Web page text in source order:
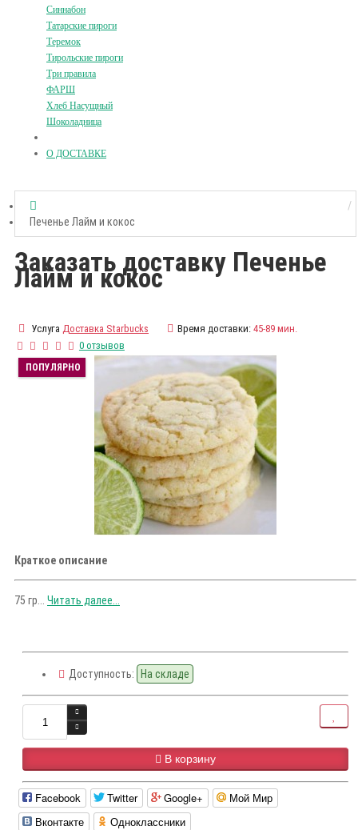
Синнабон
Татарские пироги
Теремок
Тирольские пироги
Три правила
ФАРШ
Хлеб Насущный
Шоколадница
О ДОСТАВКЕ
Печенье Лайм и кокос
Заказать доставку Печенье
Лайм и кокос
Услуга Доставка Starbucks Время доставки: 45-89 мин.
0 отзывов
ПОПУЛЯРНО
Краткое описание
75 гр... Читать далее...
Доступность: На складе
В корзину
Facebook Twitter Google+
Мой Мир
Вконтакте
Одноклассники